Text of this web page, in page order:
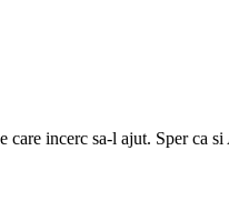
incerc sa-l ajut. Sper ca